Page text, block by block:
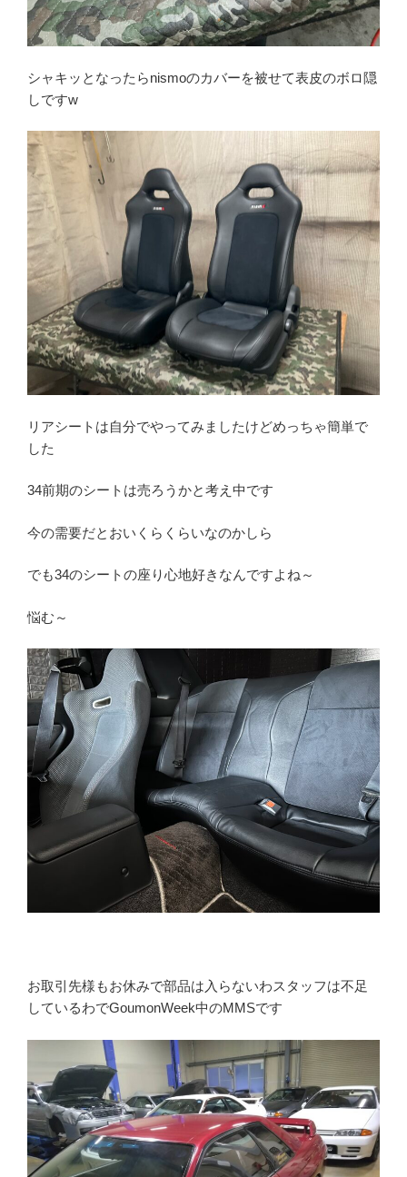
シャキッとなったらnismoのカバーを被せて表皮のボロ隠
しですw
リアシートは自分でやってみましたけどめっちゃ簡単で
した
34前期のシートは売ろうかと考え中です
今の需要だとおいくらくらいなのかしら
でも34のシートの座り心地好きなんですよね～
悩む～
お取引先様もお休みで部品は入らないわスタッフは不足
しているわでGoumonWeek中のMMSです